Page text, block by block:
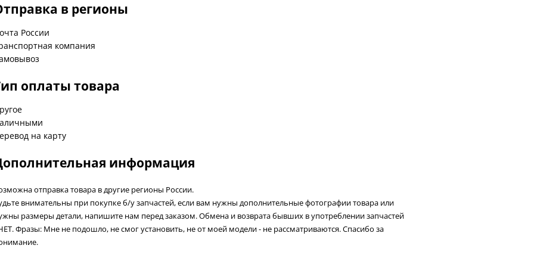
в регионы
России
компания
оплаты товара
на карту
информация
отправка товара в другие регионы России.
внимательны при покупке б/у запчастей, если вам нужны дополнительные фотографии товара или
размеры детали, напишите нам перед заказом. Обмена и возврата бывших в употреблении запчастей
Фразы: Мне не подошло, не смог установить, не от моей модели - не рассматриваются. Спасибо за